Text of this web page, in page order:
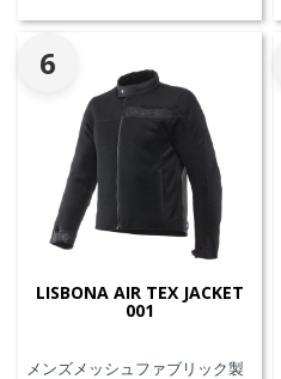
6
LISBONA AIR TEX JACKET
001
メンズメッシュファブリック製